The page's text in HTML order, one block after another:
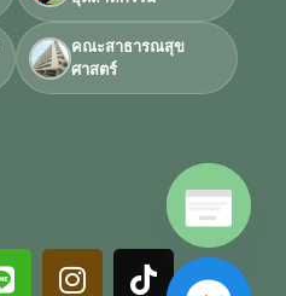
คณะสาธารณสุข
ศาสตร์